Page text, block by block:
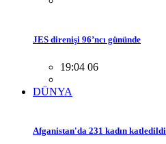
JES direnişi 96’ncı gününde
19:04 06
DÜNYA
Afganistan'da 231 kadın katledildi